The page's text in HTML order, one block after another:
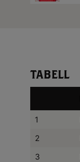
TABELL
1
2
3